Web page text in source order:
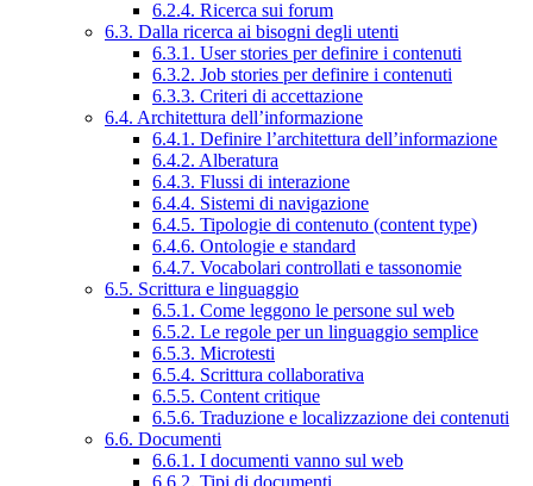
6.2.4. Ricerca sui forum
6.3. Dalla ricerca ai bisogni degli utenti
6.3.1. User stories per definire i contenuti
6.3.2. Job stories per definire i contenuti
6.3.3. Criteri di accettazione
6.4. Architettura dell’informazione
6.4.1. Definire l’architettura dell’informazione
6.4.2. Alberatura
6.4.3. Flussi di interazione
6.4.4. Sistemi di navigazione
6.4.5. Tipologie di contenuto (content type)
6.4.6. Ontologie e standard
6.4.7. Vocabolari controllati e tassonomie
6.5. Scrittura e linguaggio
6.5.1. Come leggono le persone sul web
6.5.2. Le regole per un linguaggio semplice
6.5.3. Microtesti
6.5.4. Scrittura collaborativa
6.5.5. Content critique
6.5.6. Traduzione e localizzazione dei contenuti
6.6. Documenti
6.6.1. I documenti vanno sul web
6.6.2. Tipi di documenti